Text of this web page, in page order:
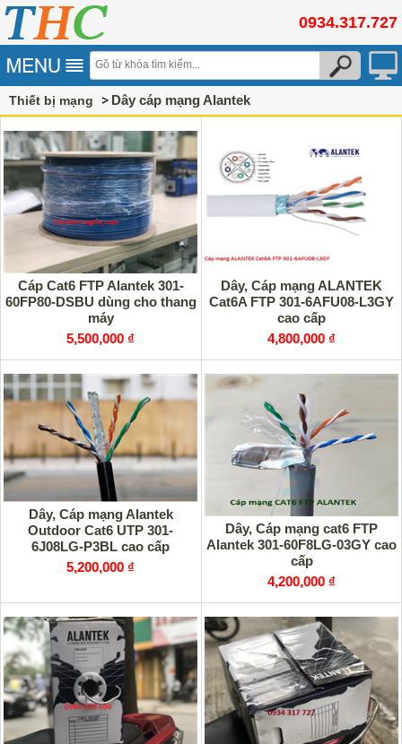
0934.317.727
Thiết bị mạng Dây cáp mạng Alantek
Cáp Cat6 FTP Alantek 301-
60FP80-DSBU dùng cho thang
máy
5,500,000 ₫
Dây, Cáp mạng ALANTEK
Cat6A FTP 301-6AFU08-L3GY
cao cấp
4,800,000 ₫
Dây, Cáp mạng Alantek
Outdoor Cat6 UTP 301-
6J08LG-P3BL cao cấp
5,200,000 ₫
Dây, Cáp mạng cat6 FTP
Alantek 301-60F8LG-03GY cao
cấp
4,200,000 ₫